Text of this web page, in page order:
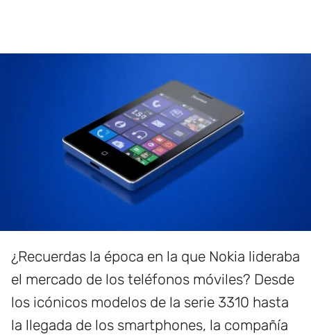
¿Recuerdas la época en la que Nokia lideraba
el mercado de los teléfonos móviles? Desde
los icónicos modelos de la serie 3310 hasta
la llegada de los smartphones, la compañía